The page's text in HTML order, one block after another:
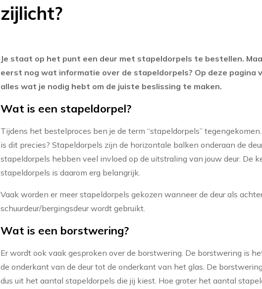
zijlicht?
Je staat op het punt een deur met stapeldorpels te bestellen.
eerst nog wat informatie over de stapeldorpels? Op deze pagina
alles wat je nodig hebt om de juiste beslissing te maken.
Wat is een stapeldorpel?
Tijdens het bestelproces ben je de term “stapeldorpels”
is dit precies? Stapeldorpels zijn de horizontale balken onderaan de
stapeldorpels hebben veel invloed op de uitstraling van jouw deur. De
stapeldorpels is daarom erg belangrijk.
Vaak worden er meer stapeldorpels gekozen wanneer de deur als
schuurdeur/bergingsdeur wordt gebruikt.
Wat is een borstwering?
Er wordt ook vaak gesproken over de borstwering. De borstwering is
de onderkant van de deur tot de onderkant van het glas. De
dus uit het aantal stapeldorpels die jij kiest. Hoe groter het aantal